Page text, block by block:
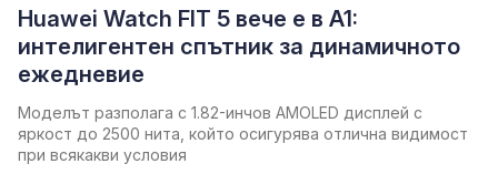
Huawei Watch FIT 5 вече е в A1:
интелигентен спътник за динамичното
ежедневие
Моделът разполага с 1.82-инчов AMOLED дисплей с
яркост до 2500 нита, който осигурява отлична видимост
при всякакви условия